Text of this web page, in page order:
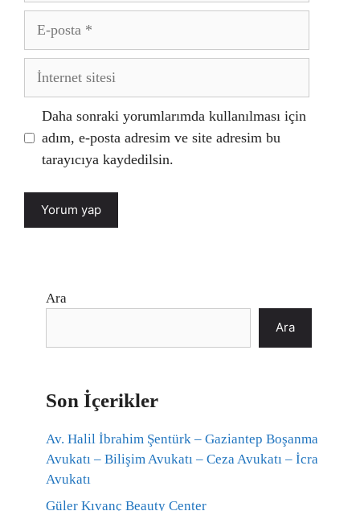
posta
İnternet
Daha sonraki yorumlarımda kullanılması için
adım, e-posta adresim ve site adresim bu
tarayıcıya kaydedilsin.
Ara
Ara
Son İçerikler
Av. Halil İbrahim Şentürk – Gaziantep Boşanma
Avukatı – Bilişim Avukatı – Ceza Avukatı – İcra
Avukatı
Güler Kıvanç Beauty Center